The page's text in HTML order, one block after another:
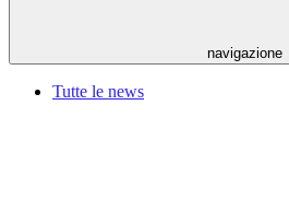
navigazione
Tutte le news